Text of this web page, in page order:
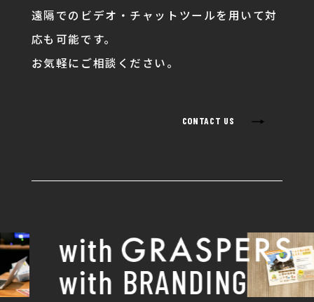
遠隔でのビデオ・チャットツールを用いて対
応も可能です。
お気軽にご相談ください。
CONTACT US →
with
with BRANDING